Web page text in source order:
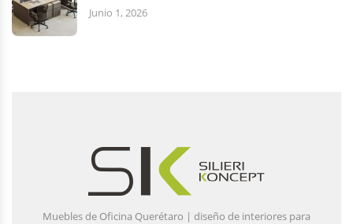
Junio 1, 2026
Muebles de Oficina Querétaro | diseño de interiores para